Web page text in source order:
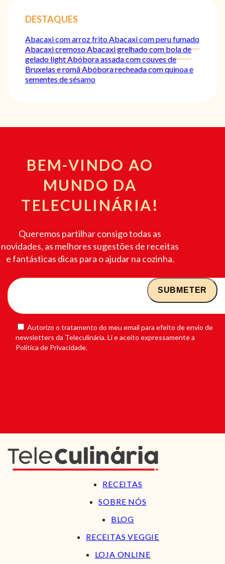
DESTAQUES
Abacaxi com arroz fritoAbacaxi com peru fumado
Abacaxi cremosoAbacaxi grelhado com bola de
gelado lightAbóbora assada com couves de
Bruxelas e romãAbóbora recheada com quinoa e
sementes de sésamo
BEM-VINDO AO
MUNDO DA
TELECULINÁRIA!
Queremos partilhar consigo todas as
novidades, as melhores sugestões de receitas
e fantásticas dicas para o ajudar na cozinha.
Autorizo o tratamento do meu email para efeito de envio de
newsletters da Teleculinária. Li e aceito expressamente a
Política de Privacidade.
RECEITAS
SOBRE NÓS
BLOG
RECEITAS VEGGIE
LOJA ONLINE